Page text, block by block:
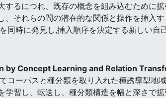
るにつれ、既存の概念を組み込むために
それらの間の潜在的な関係と操作を挿入
同時に発見し,挿入順序を決定する新しい自
by Concept Learning and Relation
コーパスと種分類を取り入れた種誘導型地
習し、転送し、種分類構造を幅と深さで